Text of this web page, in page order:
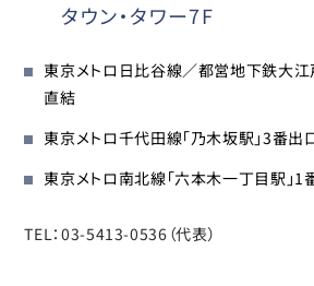
タウン・タワー7F
東京メトロ日比谷線／都営地下鉄大江
直結
東京メトロ千代田線「乃木坂駅」3番出
東京メトロ南北線「六本木一丁目駅」
TEL：03-5413-0536（代表）